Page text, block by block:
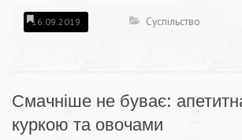
16.09.2019 Суспільство
Смачніше не буває:
куркою та овочами